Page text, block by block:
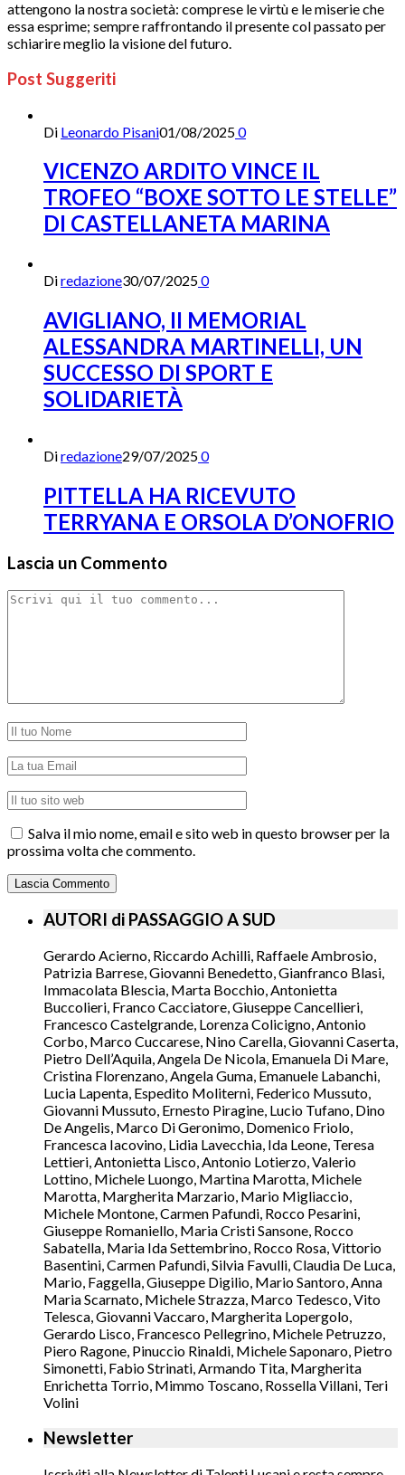
attengono la nostra società: comprese le virtù e le miserie che
essa esprime; sempre raffrontando il presente col passato per
schiarire meglio la visione del futuro.
Post Suggeriti
Di Leonardo Pisani01/08/20250
VICENZO ARDITO VINCE IL
TROFEO “BOXE SOTTO LE STELLE”
DI CASTELLANETA MARINA
Diredazione30/07/20250
AVIGLIANO, II MEMORIAL
ALESSANDRA MARTINELLI, UN
SUCCESSO DI SPORT E
SOLIDARIETÀ
Diredazione29/07/20250
PITTELLA HA RICEVUTO
TERRYANA E ORSOLA D’ONOFRIO
Lascia un Commento
Salva il mio nome, email e sito web in questo browser per la
prossima volta che commento.
AUTORI di PASSAGGIO A SUD
Gerardo Acierno, Riccardo Achilli, Raffaele Ambrosio,
Patrizia Barrese, Giovanni Benedetto, Gianfranco Blasi,
Immacolata Blescia, Marta Bocchio, Antonietta
Buccolieri, Franco Cacciatore, Giuseppe Cancellieri,
Francesco Castelgrande, Lorenza Colicigno, Antonio
Corbo, Marco Cuccarese, Nino Carella, Giovanni Caserta,
Pietro Dell’Aquila, Angela De Nicola, Emanuela Di Mare,
Cristina Florenzano, Angela Guma, Emanuele Labanchi,
Lucia Lapenta, Espedito Moliterni, Federico Mussuto,
Giovanni Mussuto, Ernesto Piragine, Lucio Tufano, Dino
De Angelis, Marco Di Geronimo, Domenico Friolo,
Francesca Iacovino, Lidia Lavecchia, Ida Leone, Teresa
Lettieri, Antonietta Lisco, Antonio Lotierzo, Valerio
Lottino, Michele Luongo, Martina Marotta, Michele
Marotta, Margherita Marzario, Mario Migliaccio,
Michele Montone, Carmen Pafundi, Rocco Pesarini,
Giuseppe Romaniello, Maria Cristi Sansone, Rocco
Sabatella, Maria Ida Settembrino, Rocco Rosa, Vittorio
Basentini, Carmen Pafundi, Silvia Favulli, Claudia De Luca,
Mario, Faggella, Giuseppe Digilio, Mario Santoro, Anna
Maria Scarnato, Michele Strazza, Marco Tedesco, Vito
Telesca, Giovanni Vaccaro, Margherita Lopergolo,
Gerardo Lisco, Francesco Pellegrino, Michele Petruzzo,
Piero Ragone, Pinuccio Rinaldi, Michele Saponaro, Pietro
Simonetti, Fabio Strinati, Armando Tita, Margherita
Enrichetta Torrio, Mimmo Toscano, Rossella Villani, Teri
Volini
Newsletter